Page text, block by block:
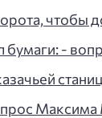
чтобы
-